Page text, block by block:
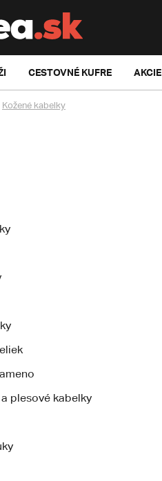
CESTOVNÉ KUFRE AKCIE
Kožené kabelky
plesové kabelky